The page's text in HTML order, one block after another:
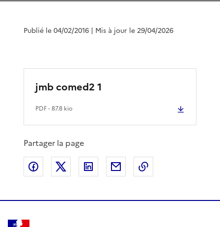
Publié le 04/02/2016 | Mis à jour le 29/04/2026
jmb comed2 1
PDF- 87.8 kio
Partager la page
Partager sur Facebook
Partager sur XPartager sur LinkedIn
Partager par email